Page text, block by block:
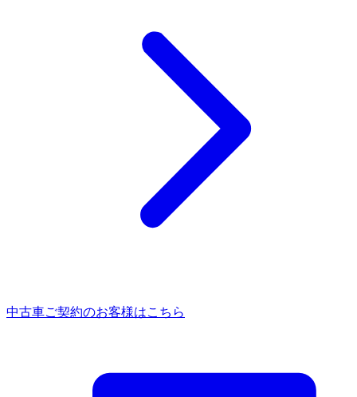
中古車ご契約のお客様はこちら